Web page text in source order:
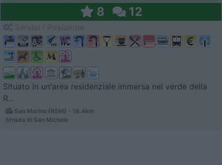
8 12
Situato in un'area residenziale immersa nel verde della
R...
San Marino (RSM) - 18.4km
Strada di San Michele